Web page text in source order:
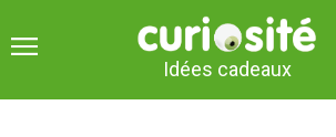
Idées cadeaux